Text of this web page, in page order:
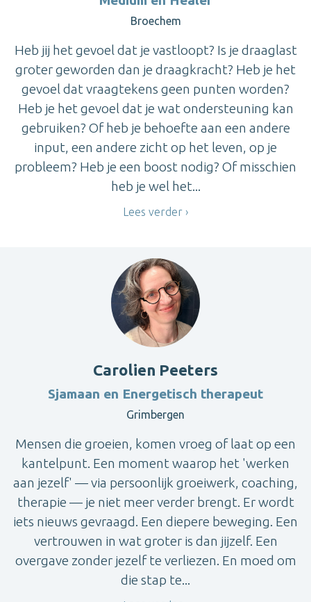
Broechem
Heb jij het gevoel dat je vastloopt? Is je draaglast
groter geworden dan je draagkracht? Heb je het
gevoel dat vraagtekens geen punten worden?
Heb je het gevoel dat je wat ondersteuning kan
gebruiken? Of heb je behoefte aan een andere
input, een andere zicht op het leven, op je
probleem? Heb je een boost nodig? Of misschien
heb je wel het...
Lees verder
Carolien Peeters
Sjamaan en Energetisch therapeut
Grimbergen
Mensen die groeien, komen vroeg of laat op een
kantelpunt. Een moment waarop het 'werken
aan jezelf' — via persoonlijk groeiwerk, coaching,
therapie — je niet meer verder brengt. Er wordt
iets nieuws gevraagd. Een diepere beweging. Een
vertrouwen in wat groter is dan jijzelf. Een
overgave zonder jezelf te verliezen. En moed om
die stap te...